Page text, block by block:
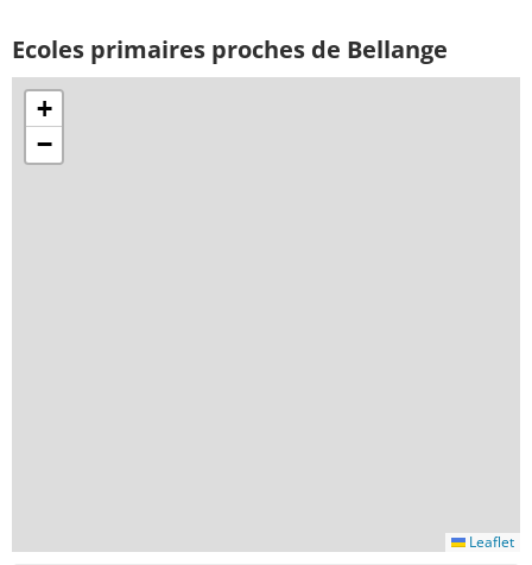
Ecoles primaires proches de Bellange
+
−
Leaflet